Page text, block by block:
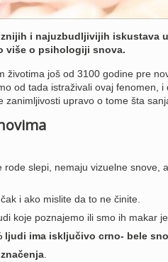
i najuzbudljivijih iskustava
više o psihologiji snova.
životima još od 3100 godine pre
od tada istraživali ovaj fenomen,
upravo o tome šta
rode slepi, nemaju vizuelne snove,
i ako mislite da to ne činite.
koje poznajemo ili smo ih makar
ljudi ima isključivo crno- bele
.